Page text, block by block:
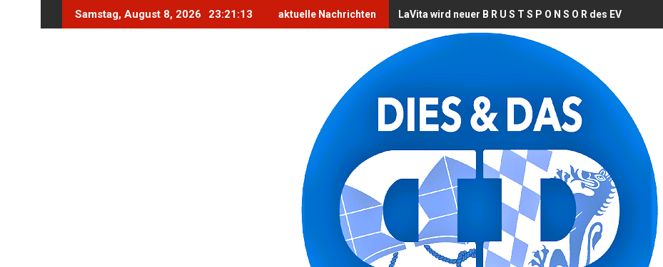
Samstag, August 8, 2026 23:21:14 aktuelle Nachrichten LaVita wird neuer B R U S T S P O N S O R des EV Landshut